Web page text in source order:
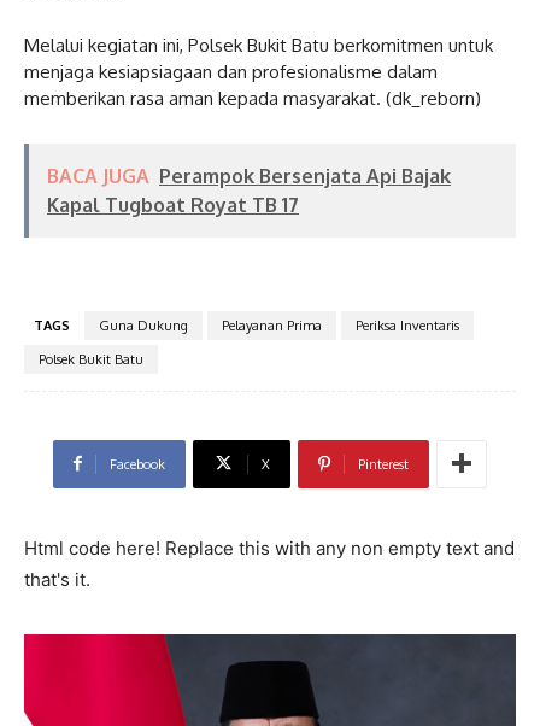
Melalui kegiatan ini, Polsek Bukit Batu berkomitmen untuk
menjaga kesiapsiagaan dan profesionalisme dalam
memberikan rasa aman kepada masyarakat. (dk_reborn)
BACA JUGA Perampok Bersenjata Api Bajak
Kapal Tugboat Royat TB 17
TAGS Guna Dukung Pelayanan Prima
Periksa Inventaris
Polsek Bukit Batu
Facebook X Pinterest
Html code here! Replace this with any non empty text and
that's it.